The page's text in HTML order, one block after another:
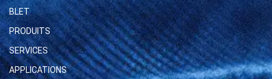
BLET
PRODUITS
SERVICES
APPLICATIONS